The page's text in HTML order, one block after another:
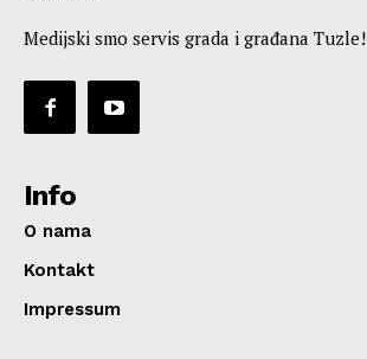
Medijski smo servis grada i građana Tuzle!
Info
O nama
Kontakt
Impressum